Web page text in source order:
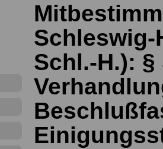
Schleswig-
Schl.-H.): §